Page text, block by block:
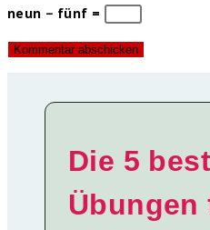
neun − fünf =
Die 5
Übungen